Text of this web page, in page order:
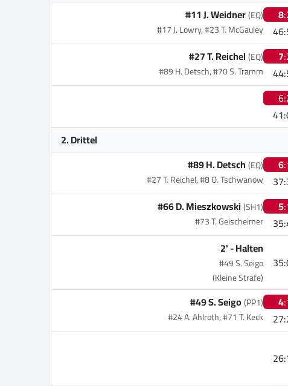
8
#11 J. Weidner(EQ)
#17 J. Lowry, #23 T. McGauley
7
#27 T. Reichel(EQ)
#89 H. Detsch, #70 S. Tramm
6:
2. Drittel
6
#89 H. Detsch(EQ)
#27 T. Reichel, #8 O. Tschwanow
5
#66 D. Mieszkowski(SH1)
#73 T. Geischeimer
2' -Halten
#49 S. Seigo
(Kleine Strafe)
4
#49 S. Seigo(PP1)
#24 A. Ahlroth, #71 T. Keck